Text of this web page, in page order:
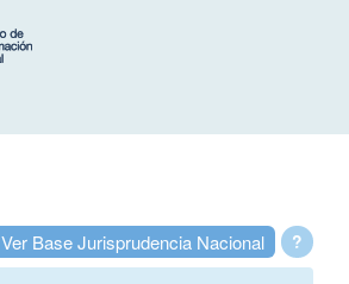
?
Ver Base Jurisprudencia Nacional